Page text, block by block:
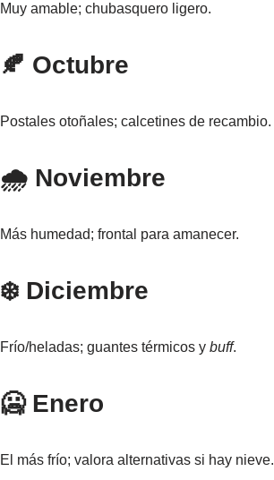
Muy amable; chubasquero ligero.
🍂 Octubre
Postales otoñales; calcetines de recambio.
🌧️ Noviembre
Más humedad; frontal para amanecer.
❄️ Diciembre
Frío/heladas; guantes térmicos y buff.
🥶 Enero
El más frío; valora alternativas si hay nieve.